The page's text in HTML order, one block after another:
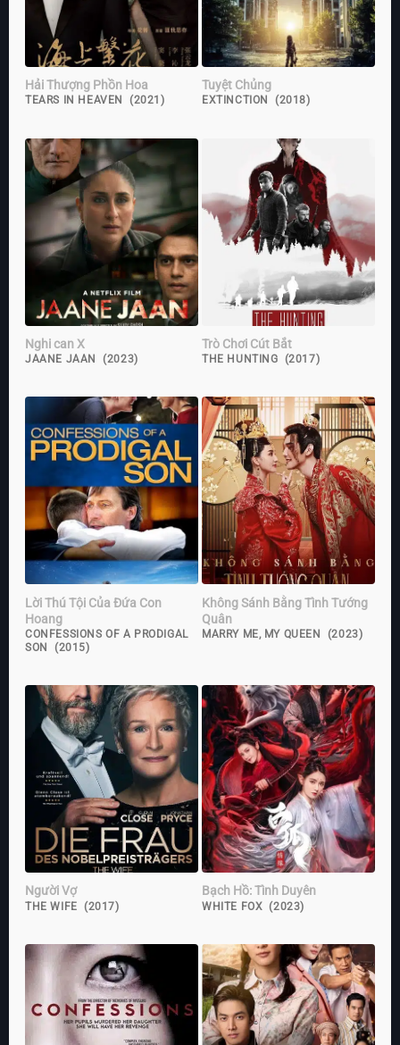
Hải Thượng Phồn Hoa
TEARS IN HEAVEN (2021)
Tuyệt Chủng
EXTINCTION (2018)
Nghi can X
JAANE JAAN (2023)
Trò Chơi Cút Bắt
THE HUNTING (2017)
Lời Thú Tội Của Đứa Con
Hoang
CONFESSIONS OF A PRODIGAL
SON (2015)
Không Sánh Bằng Tình Tướng
Quân
MARRY ME, MY QUEEN (2023)
Người Vợ
THE WIFE (2017)
Bạch Hồ: Tình Duyên
WHITE FOX (2023)